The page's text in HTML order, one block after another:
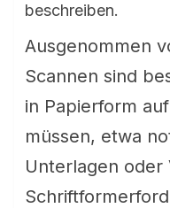
beschreiben.
Ausgenommen
Scannen sind
in Papierform
müssen, etwa
Unterlagen oder